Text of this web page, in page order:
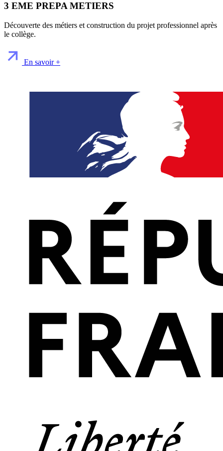
3 EME PREPA METIERS
Découverte des métiers et construction du projet professionnel après
le collège.
En savoir +